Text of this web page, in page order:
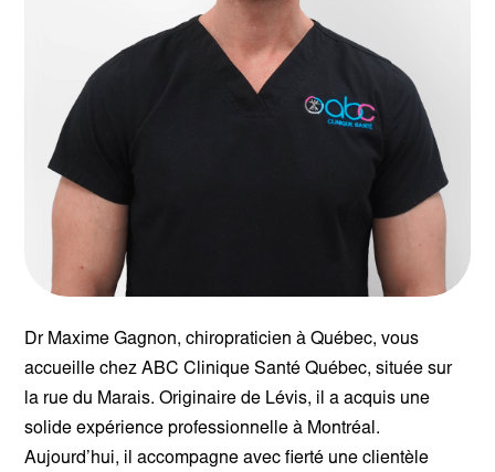
Dr Maxime Gagnon, chiropraticien à Québec, vous
accueille chez ABC Clinique Santé Québec, située sur
la rue du Marais. Originaire de Lévis, il a acquis une
solide expérience professionnelle à Montréal.
Aujourd’hui, il accompagne avec fierté une clientèle